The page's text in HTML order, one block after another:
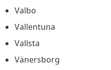
Valbo
Vallentuna
Vallsta
Vänersborg